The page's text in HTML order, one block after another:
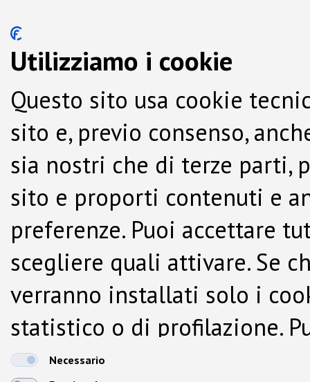
Utilizziamo i cookie
Questo sito usa cookie
sito e, previo consenso,
sia nostri che di terze parti,
sito e proporti contenuti e
preferenze. Puoi accettare
scegliere quali attivare. Se
verranno installati solo i
statistico o di profilazione.
dalla Cookie Policy.
Necessario